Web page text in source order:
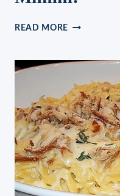
READ MORE MILLION
AUFLAUF
WOAHHHH
DAS
SCHEMCKT
MIR
EINFACH
IMMER
MHMM!